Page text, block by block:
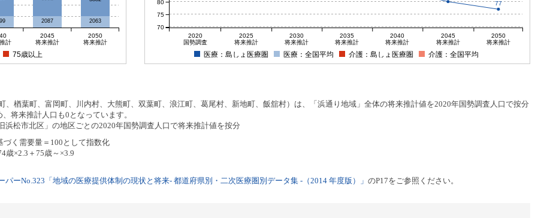
2087 2063
計
2045
将来推計
2050
将来推計
75歳以上
77
2020
国勢調査
2025
将来推計
2030
将来推計
2035
将来推計
2040
将来推計
2045
将来推計
2050
将来推計
75
80
70
医療：島しょ医療圏 医療：全国平均 介護：島しょ医療圏 介護：全国平均
楢葉町、富岡町、川内村、大熊町、双葉町、浪江町、葛尾村、新地町、飯舘村）は、「浜通り地域」全体の将来推計値を2020年国勢調査人口で按分
来推計人口も0となっています。
松市北区」の地区ごとの2020年国勢調査人口で将来推計値を按分
く需要量＝100として指数化
歳×2.3＋75歳～×3.9
パーNo.323「地域の医療提供体制の現状と将来- 都道府県別・二次医療圏別データ集 -（2014 年度版）」のP17をご参照ください。